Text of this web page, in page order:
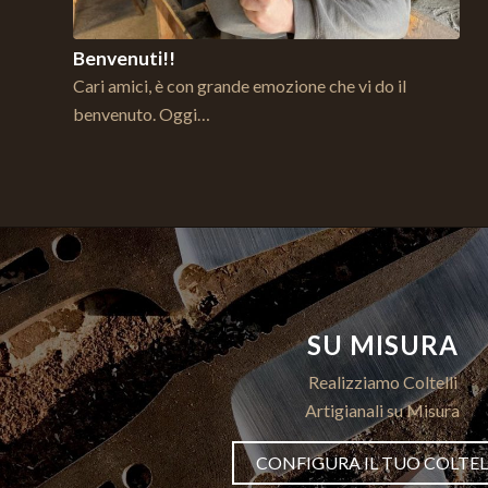
Benvenuti!!
Cari amici, è con grande emozione che vi do il
benvenuto. Oggi…
SU MISURA
Realizziamo Coltelli
Artigianali su Misura
CONFIGURA IL TUO